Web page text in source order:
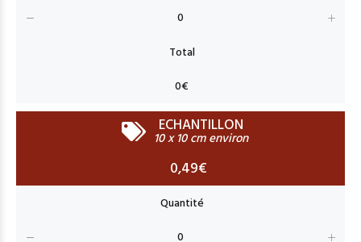
ECHANTILLON
10 x 10 cm environ
0,49€